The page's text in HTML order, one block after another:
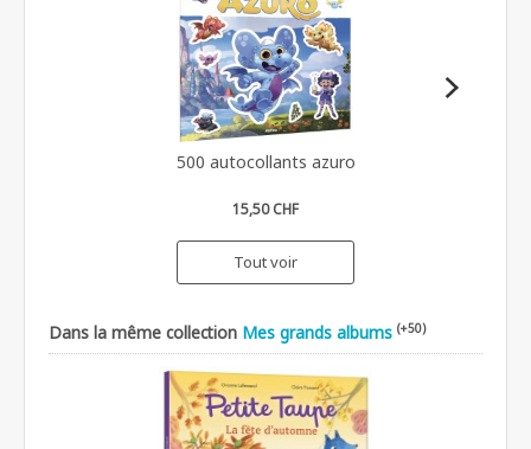
500 autocollants azuro
15,50 CHF
Tout voir
Dans la même collection Mes grands albums (+50)